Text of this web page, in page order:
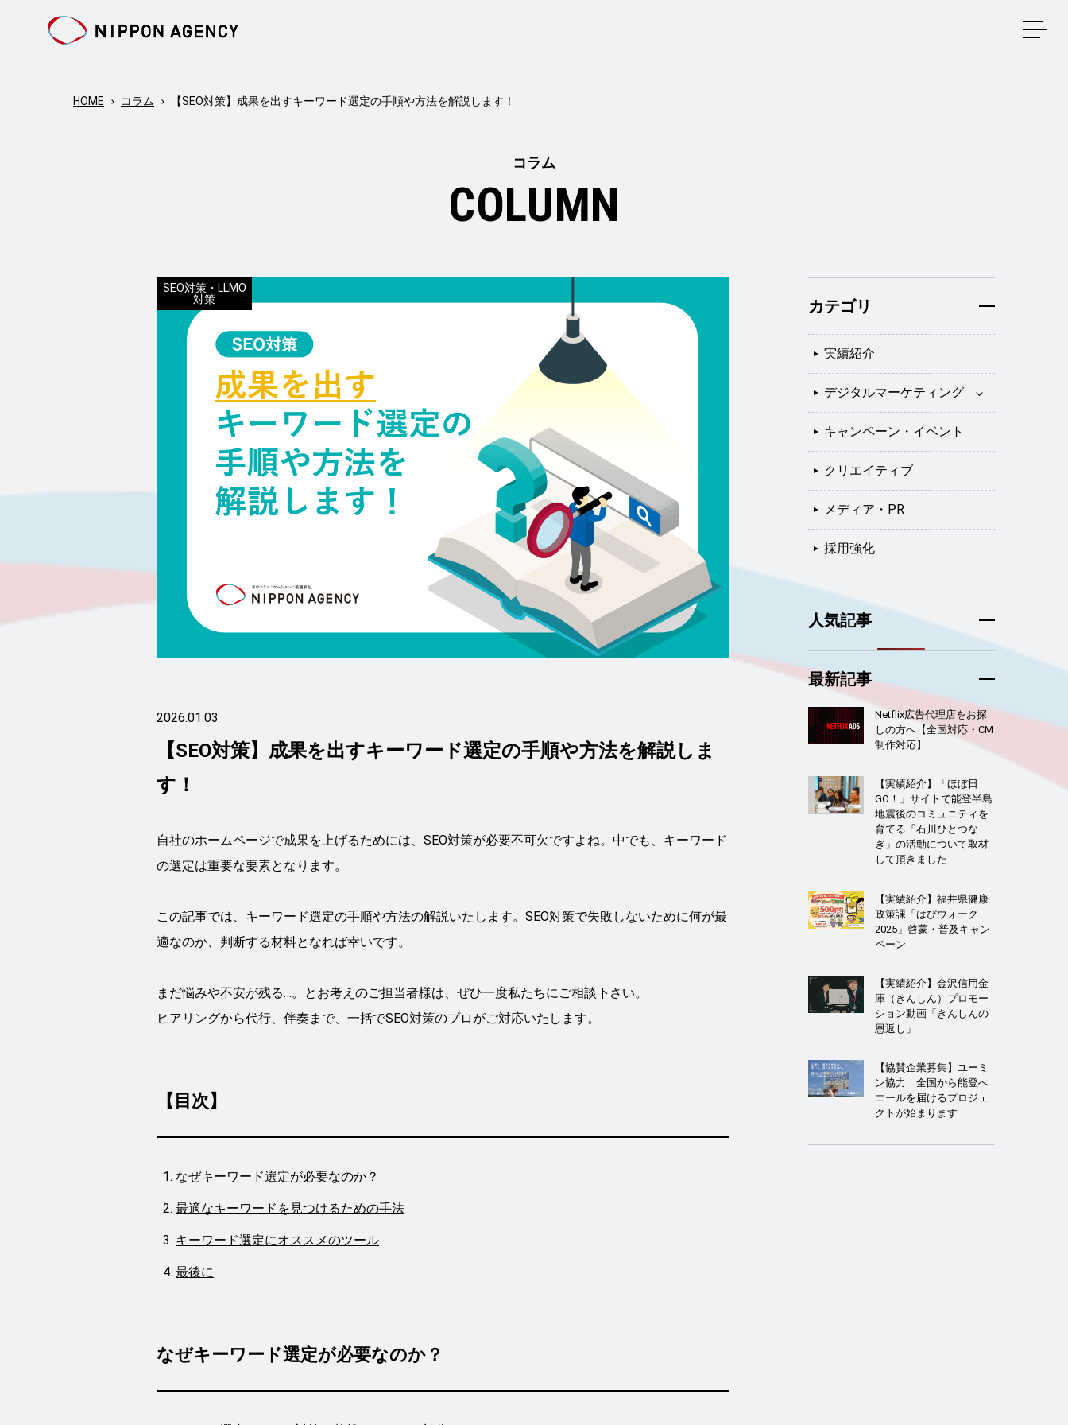
メニ
HOME コラム 【SEO対策】成果を出すキーワード選定の手順や方法を解説します！
コラム
COLUMN
SEO対策・LLMO
対策
2026.01.03
【SEO対策】成果を出すキーワード選定の手順や方法を解説しま
す！
自社のホームページで成果を上げるためには、SEO対策が必要不可欠ですよね。中でも、キーワード
の選定は重要な要素となります。
この記事では、キーワード選定の手順や方法の解説いたします。SEO対策で失敗しないために何が最
適なのか、判断する材料となれば幸いです。
まだ悩みや不安が残る…。とお考えのご担当者様は、ぜひ一度私たちにご相談下さい。
ヒアリングから代行、伴奏まで、一括でSEO対策のプロがご対応いたします。
【目次】
なぜキーワード選定が必要なのか？
最適なキーワードを見つけるための手法
キーワード選定にオススメのツール
最後に
なぜキーワード選定が必要なのか？
カテゴリ
実績紹介
デジタルマーケティング
キャンペーン・イベント
クリエイティブ
メディア・PR
採用強化
人気記事
最新記事
Netflix広告代理店をお探
しの方へ【全国対応・CM
制作対応】
【実績紹介】「ほぼ日
GO！」サイトで能登半島
地震後のコミュニティを
育てる「石川ひとつな
ぎ」の活動について取材
して頂きました
【実績紹介】福井県健康
政策課「はぴウォーク
2025」啓蒙・普及キャン
ペーン
【実績紹介】金沢信用金
庫（きんしん）プロモー
ション動画「きんしんの
恩返し」
【協賛企業募集】ユーミ
ン協力｜全国から能登へ
エールを届けるプロジェ
クトが始まります